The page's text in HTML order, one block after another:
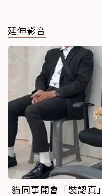
延伸影音
貓同事開會「裝認真